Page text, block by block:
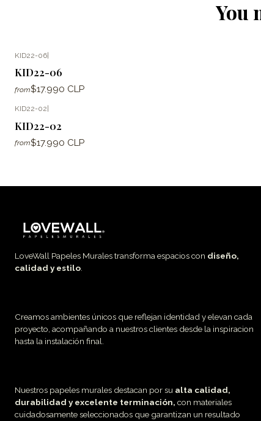
You
KID22-06
KID22-06
from$17.990 CLP
KID22-02
KID22-02
from$17.990 CLP
LoveWall Papeles Murales transforma espacios con diseño,
calidad y estilo
Creamos ambientes únicos que reflejan identidad y elevan cada
proyecto, acompañando a nuestros clientes desde la inspiracion
hasta la instalación final.
Nuestros papeles murales destacan por su alta calidad,
durabilidad y excelente terminación, con materiales
cuidadosamente seleccionados que garantizan un resultado